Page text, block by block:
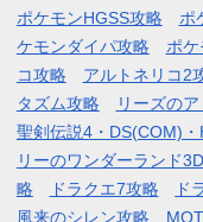
ポケモンHGSS攻略 ポ
ケモンダイパ攻略
ポ
コ攻略
アルトネリコ2
タズム攻略
リーズの
聖剣伝説4・DS(COM)
リーのワンダーランド
略
ドラクエ7攻略 ド
風来のシレン攻略